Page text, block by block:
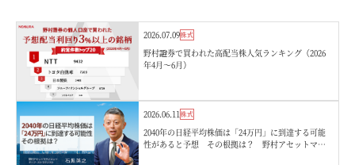
2026.07.09株式
野村證券で買われた高配当株人気ランキング（2026
年4月〜6月）
2026.06.11株式
2040年の日経平均株価は「24万円」に到達する可能
性があると予想 その根拠は？ 野村アセットマネ